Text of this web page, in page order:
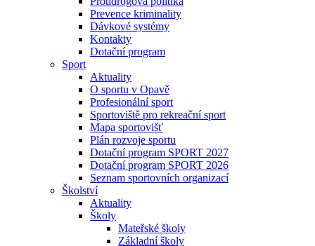
Prevence kriminality
Dávkové systémy
Kontakty
Dotační program
Sport
Aktuality
O sportu v Opavě
Profesionální sport
Sportoviště pro rekreační sport
Mapa sportovišť
Plán rozvoje sportu
Dotační program SPORT 2027
Dotační program SPORT 2026
Seznam sportovních organizací
Školství
Aktuality
Školy
Mateřské školy
Základní školy